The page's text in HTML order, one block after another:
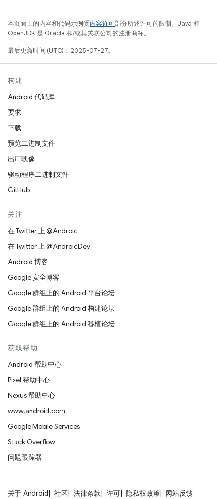
本页面上的内容和代码示例受内容许可部分所述许可的限制。Java 和
OpenJDK 是 Oracle 和/或其关联公司的注册商标。
最后更新时间 (UTC)：2025-07-27。
构建
Android 代码库
要求
下载
预览二进制文件
出厂映像
驱动程序二进制文件
GitHub
关注
在 Twitter 上 @Android
在 Twitter 上 @AndroidDev
Android 博客
Google 安全博客
Google 群组上的 Android 平台论坛
Google 群组上的 Android 构建论坛
Google 群组上的 Android 移植论坛
获取帮助
Android 帮助中心
Pixel 帮助中心
Nexus 帮助中心
www.android.com
Google Mobile Services
Stack Overflow
问题跟踪器
关于 Android 社区 法律条款 许可 隐私权政策
网站反馈